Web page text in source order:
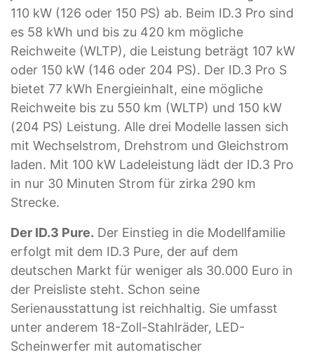
110 kW (126 oder 150 PS) ab. Beim ID.3 Pro sind
es 58 kWh und bis zu 420 km mögliche
Reichweite (WLTP), die Leistung beträgt 107 kW
oder 150 kW (146 oder 204 PS). Der ID.3 Pro S
bietet 77 kWh Energieinhalt, eine mögliche
Reichweite bis zu 550 km (WLTP) und 150 kW
(204 PS) Leistung. Alle drei Modelle lassen sich
mit Wechselstrom, Drehstrom und Gleichstrom
laden. Mit 100 kW Ladeleistung lädt der ID.3 Pro
in nur 30 Minuten Strom für zirka 290 km
Strecke.
Der ID.3 Pure. Der Einstieg in die Modellfamilie
erfolgt mit dem ID.3 Pure, der auf dem
deutschen Markt für weniger als 30.000 Euro in
der Preisliste steht. Schon seine
Serienausstattung ist reichhaltig. Sie umfasst
unter anderem 18-Zoll-Stahlräder, LED-
Scheinwerfer mit automatischer